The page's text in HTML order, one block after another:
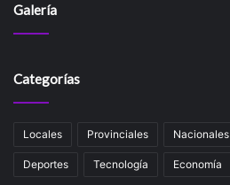
Galería
Categorías
Locales Provinciales Nacionales
Deportes Tecnología Economía